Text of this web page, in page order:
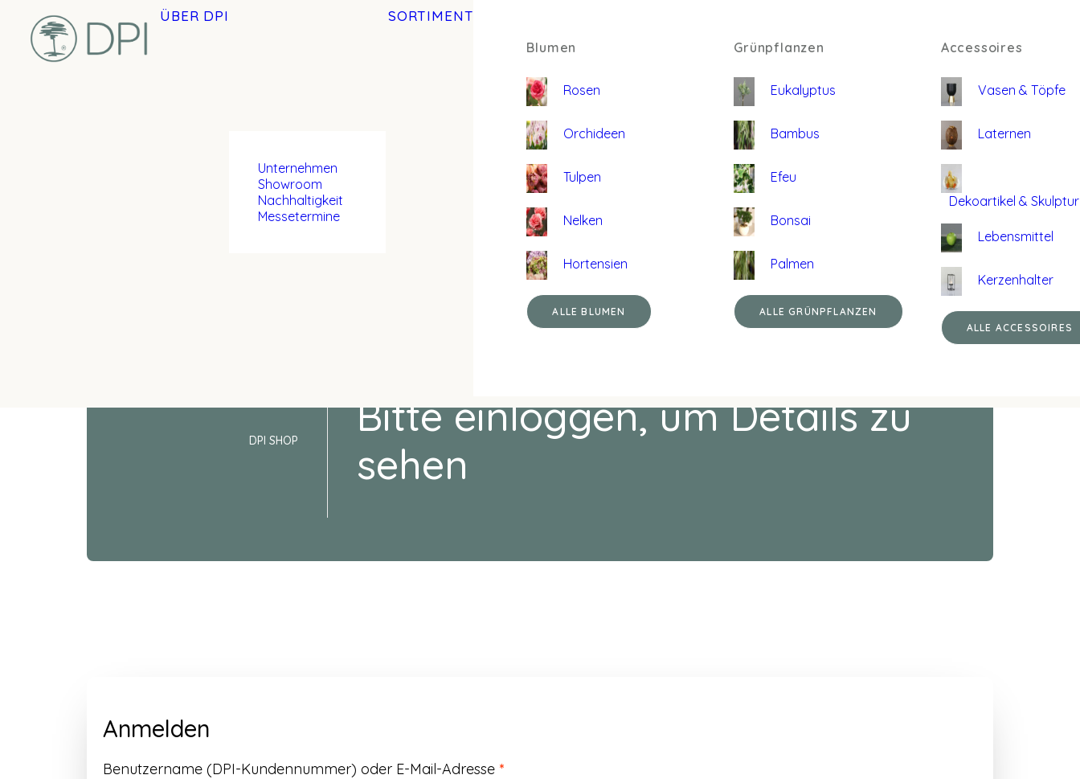
ÜBER DPI
Unternehmen
Showroom
Nachhaltigkeit
Messetermine
SORTIMENT
Blumen
Rosen
Orchideen
Tulpen
Nelken
Hortensien
ALLE BLUMEN
Grünpflanzen
Eukalyptus
Bambus
Efeu
Bonsai
Palmen
ALLE GRÜNPFLANZEN
Accessoires
Vasen & Töpfe
Laternen
Dekoartikel &
Lebensmittel
Kerzenhalter
ALLE ACCESSOIRES
DPI SHOP
Bitte einloggen, um Details zu
sehen
Anmelden
Benutzername (DPI-Kundennummer) oder E-Mail-Adresse *Erforderlich